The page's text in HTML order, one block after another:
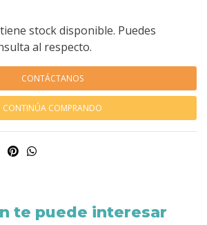
stock disponible. Puedes
al respecto.
CONTÁCTANOS
CONTINÚA COMPRANDO
te puede interesar